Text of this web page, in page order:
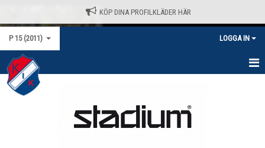
KÖP DINA PROFILKLÄDER HÄR
P 15 (2011) LOGGA IN
HEM